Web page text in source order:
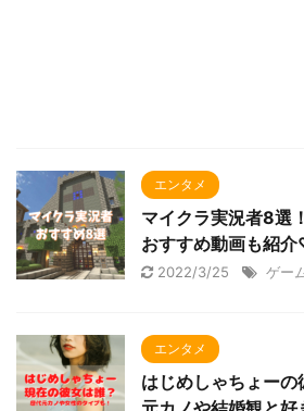
エンタメ
マイクラ実況者8選
おすすめ動画も紹
2022/3/25 ゲー
エンタメ
はじめしゃちょー